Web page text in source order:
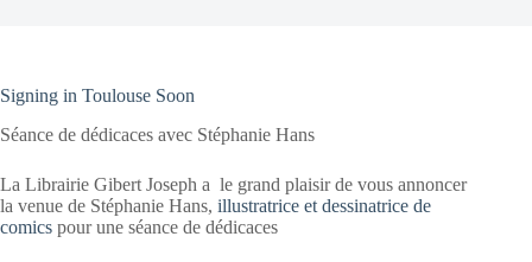
Signing in Toulouse Soon
Séance de dédicaces avec Stéphanie Hans
La Librairie Gibert Joseph a le grand plaisir de vous annoncer
la venue de Stéphanie Hans, illustratrice et dessinatrice de
comics pour une séance de dédicaces